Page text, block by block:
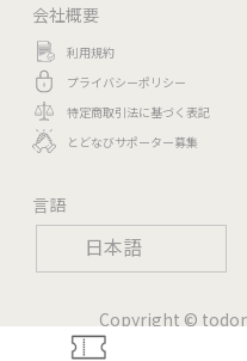
日本語
会社概要
利用規約
プライバシーポリシー
特定商取引法に基づく表記
とどなびサポーター募集
言語
Copyright ©